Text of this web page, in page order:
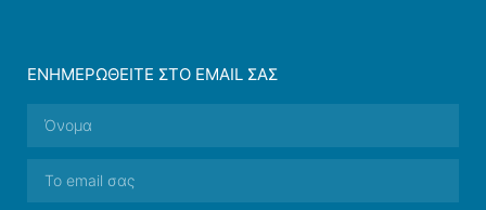
ΕΝΗΜΕΡΩΘΕΊΤΕ ΣΤΟ EMAIL ΣΑΣ